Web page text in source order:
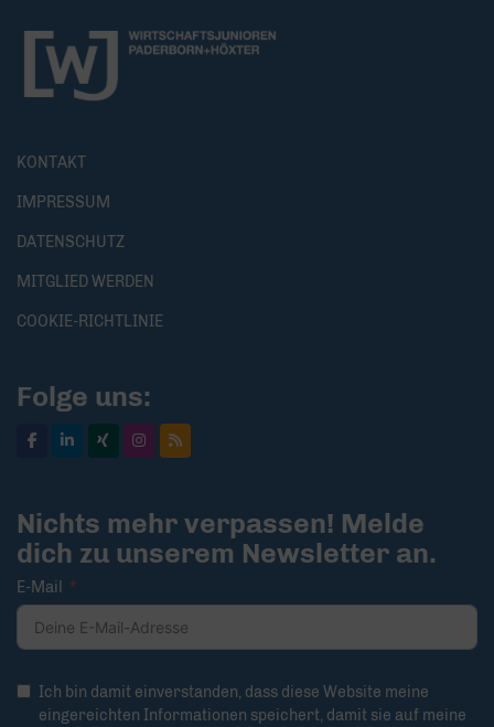
KONTAKT
IMPRESSUM
DATENSCHUTZ
MITGLIED WERDEN
COOKIE-RICHTLINIE
Folge uns:
Nichts mehr verpassen! Melde
dich zu unserem Newsletter an.
E-Mail
Ich bin damit einverstanden, dass diese Website meine
eingereichten Informationen speichert, damit sie auf meine